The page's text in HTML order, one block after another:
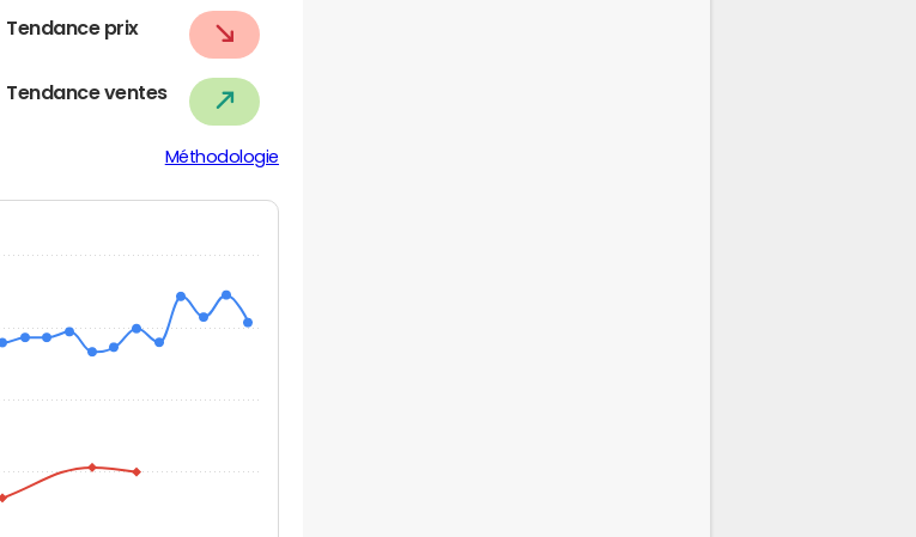
Tendance prix
Tendance ventes
Méthodologie